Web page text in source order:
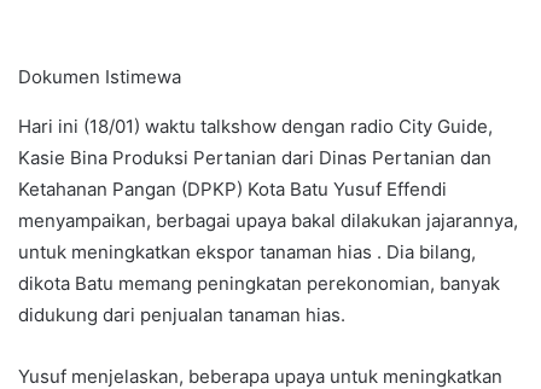
Dokumen Istimewa
Hari ini (18/01) waktu talkshow dengan radio City Guide,
Kasie Bina Produksi Pertanian dari Dinas Pertanian dan
Ketahanan Pangan (DPKP) Kota Batu Yusuf Effendi
menyampaikan, berbagai upaya bakal dilakukan jajarannya,
untuk meningkatkan ekspor tanaman hias . Dia bilang,
dikota Batu memang peningkatan perekonomian, banyak
didukung dari penjualan tanaman hias.
Yusuf menjelaskan, beberapa upaya untuk meningkatkan